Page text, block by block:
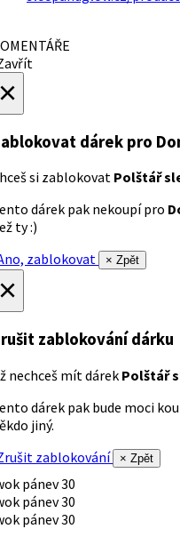
dárek pro
si zablokovat Polštář
dárek pak nekoupí pro
ty :)
zablokovat
× Zpět
zablokování dárku
nechceš mít dárek Polštář
dárek pak bude moci
jiný.
zablokování
× Zpět